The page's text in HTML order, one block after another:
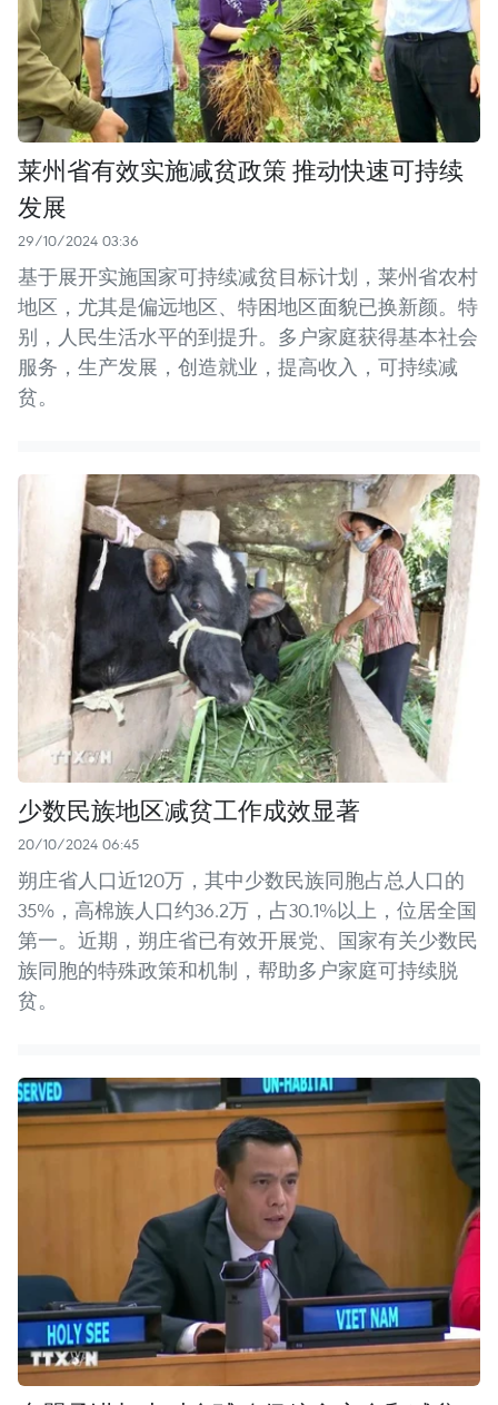
莱州省有效实施减贫政策 推动快速可持续
发展
29/10/2024 03:36
基于展开实施国家可持续减贫目标计划，莱州省农村
地区，尤其是偏远地区、特困地区面貌已换新颜。特
别，人民生活水平的到提升。多户家庭获得基本社会
服务，生产发展，创造就业，提高收入，可持续减
贫。
少数民族地区减贫工作成效显著
20/10/2024 06:45
朔庄省人口近120万，其中少数民族同胞占总人口的
35%，高棉族人口约36.2万，占30.1%以上，位居全国
第一。近期，朔庄省已有效开展党、国家有关少数民
族同胞的特殊政策和机制，帮助多户家庭可持续脱
贫。